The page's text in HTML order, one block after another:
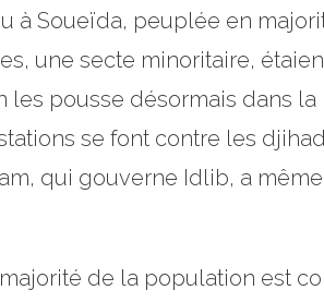
à Soueïda, peuplée en
une secte minoritaire,
pousse désormais dans
se font contre les
qui gouverne Idlib, a
de la population est